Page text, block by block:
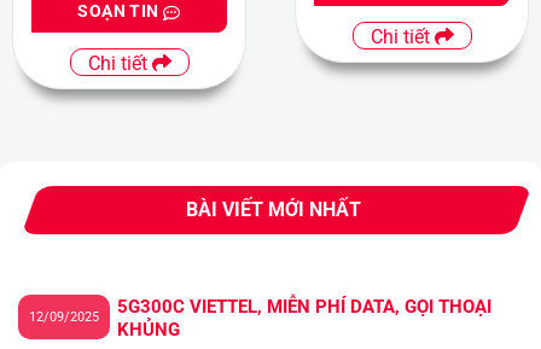
SOẠN TIN
Chi tiết
Chi tiết
BÀI VIẾT MỚI NHẤT
5G300C VIETTEL, MIỄN PHÍ DATA, GỌI THOẠI
KHỦNG
12/09/2025